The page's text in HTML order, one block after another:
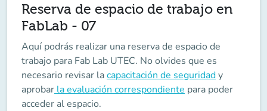
Reserva de espacio de trabajo en
FabLab - 07
Aquí podrás realizar una reserva de espacio de
trabajo para Fab Lab UTEC. No olvides que es
necesario revisar lacapacitación de seguridady
aprobar la evaluación correspondiente para poder
acceder al espacio.